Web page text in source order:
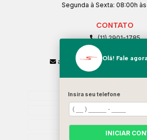
Segunda à Sexta: 08:00h
CONTATO
(11) 2901-1785
(11) 99239-1832
Home
Empresa
SERVIÇOS
Olá! Fale
Insira seu telefone
INICIAR